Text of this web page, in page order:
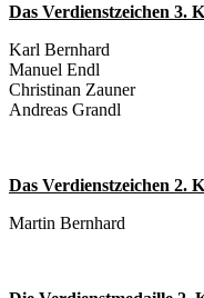
Das Verdienstzeichen 3.
Karl Bernhard
Manuel Endl
Christinan Zauner
Andreas Grandl
Das Verdienstzeichen 2.
Martin Bernhard